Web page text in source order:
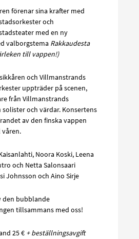
förenar sina krafter med
och
med en ny
valborgstema Rakkaudesta
till vappen!)
och Villmanstrands
uppträder på scenen,
från Villmanstrands
och värdar. Konsertens
av den finska vappen
Noora Koski, Leena
och Netta Salonsaari
Johnsson och Aino Sirje
den bubblande
tillsammans med oss!
25 € + beställningsavgift